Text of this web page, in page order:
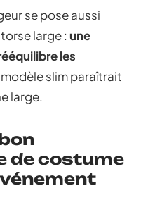
se pose aussi
large : une
les
modèle slim paraîtrait
large.
de costume